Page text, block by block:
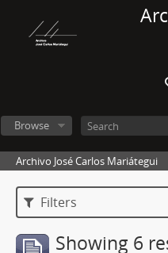
Browse
Archivo José Carlos Mariátegui
Filters
Showing 6